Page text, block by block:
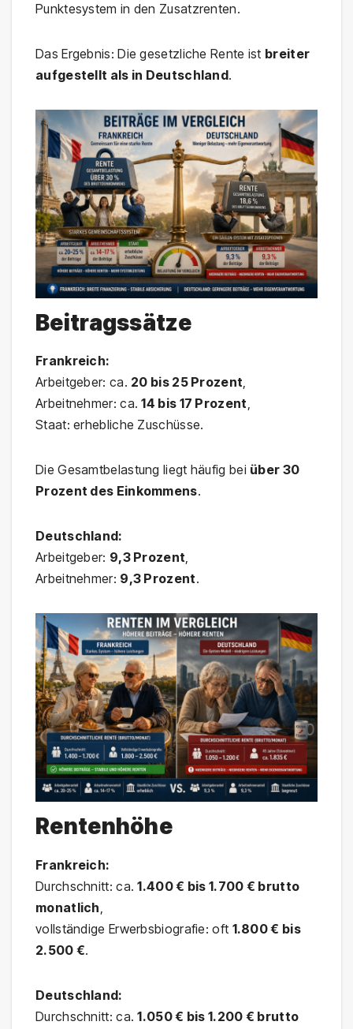
Punktesystem in den Zusatzrenten.
Das Ergebnis: Die gesetzliche Rente ist breiter
aufgestellt als in Deutschland.
Beitragssätze
Frankreich:
Arbeitgeber: ca. 20 bis 25 Prozent,
Arbeitnehmer: ca.14 bis 17 Prozent,
Staat: erhebliche Zuschüsse.
Die Gesamtbelastung liegt häufig bei über 30
Prozent des Einkommens.
Deutschland:
Arbeitgeber: 9,3 Prozent,
Arbeitnehmer: 9,3 Prozent.
Rentenhöhe
Frankreich:
Durchschnitt: ca.1.400 € bis 1.700 € brutto
monatlich
vollständige Erwerbsbiografie: oft 1.800 € bis
2.500 €.
Deutschland:
Durchschnitt: ca.1.050 € bis 1.200 € brutto